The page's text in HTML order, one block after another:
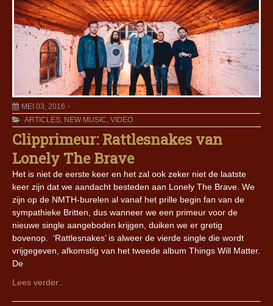
MEI 03, 2016
ARTICLES, NEW MUSIC, VIDEO
Clipprimeur: Rattlesnakes van
Lonely The Brave
Het is niet de eerste keer en het zal ook zeker niet de laatste
keer zijn dat we aandacht besteden aan Lonely The Brave. We
zijn op de NMTH-burelen al vanaf het prille begin fan van de
sympathieke Britten, dus wanneer we een primeur voor de
nieuwe single aangeboden krijgen, duiken we er gretig
bovenop. ‘Rattlesnakes’ is alweer de vierde single die wordt
vrijgegeven, afkomstig van het tweede album Things Will Matter.
De
Lees verder..